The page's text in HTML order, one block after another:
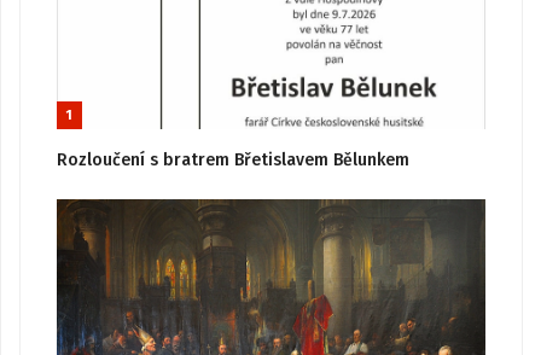
1
Rozloučení s bratrem Břetislavem Bělunkem